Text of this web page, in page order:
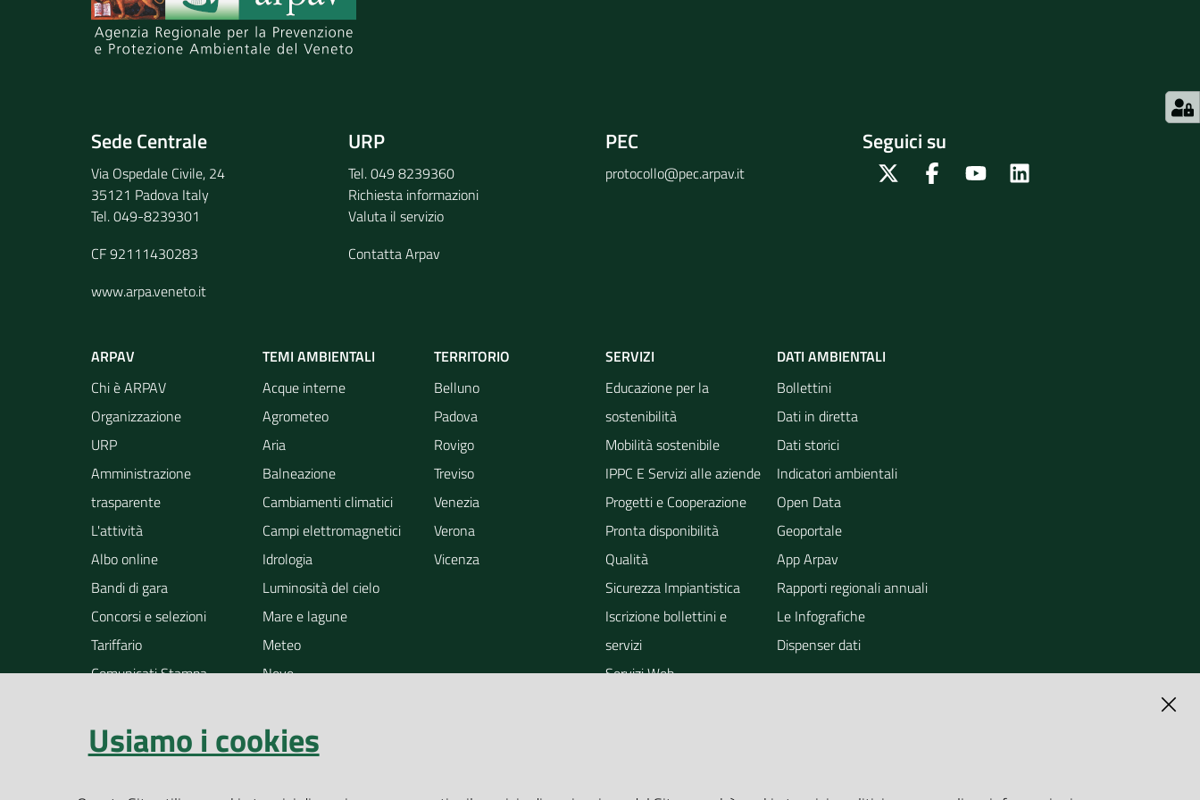
Sede Centrale
Via Ospedale Civile, 24
35121 Padova Italy
Tel. 049-8239301
CF 92111430283
www.arpa.veneto.it
URP
Tel. 049 8239360
Richiesta informazioni
Valuta il servizio
Contatta Arpav
PEC
protocollo@pec.arpav.it
Seguici su
Twitter FacebookYoutube
ARPAV
Chi è ARPAV
Organizzazione
URP
Amministrazione
trasparente
L'attività
Albo online
Bandi di gara
Concorsi e selezioni
Tariffario
Comunicati Stampa
TEMI AMBIENTALI
Acque interne
Agrometeo
Aria
Balneazione
Cambiamenti climatici
Campi elettromagnetici
Idrologia
Luminosità del cielo
Mare e lagune
Meteo
Neve
Pollini
Radioattività
TERRITORIO
Belluno
Padova
Rovigo
Treviso
Venezia
Verona
Vicenza
SERVIZI
Educazione per la
sostenibilità
Mobilità sostenibile
IPPC E Servizi alle aziende
Progetti e Cooperazione
Pronta disponibilità
Qualità
Sicurezza Impiantistica
Iscrizione bollettini e
servizi
Servizi Web
DATI AMBIENTALI
Bollettini
Dati in diretta
Dati storici
Indicatori ambientali
Open Data
Geoportale
App Arpav
Rapporti regionali annuali
Le Infografiche
Dispenser dati
Usiamo i cookies